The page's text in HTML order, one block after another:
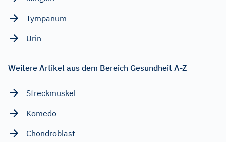
Tympanum
Urin
Weitere Artikel aus dem Bereich Gesundheit A-Z
Streckmuskel
Komedo
Chondroblast